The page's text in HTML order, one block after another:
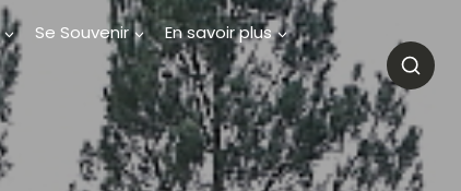
Se Souvenir En savoir plus